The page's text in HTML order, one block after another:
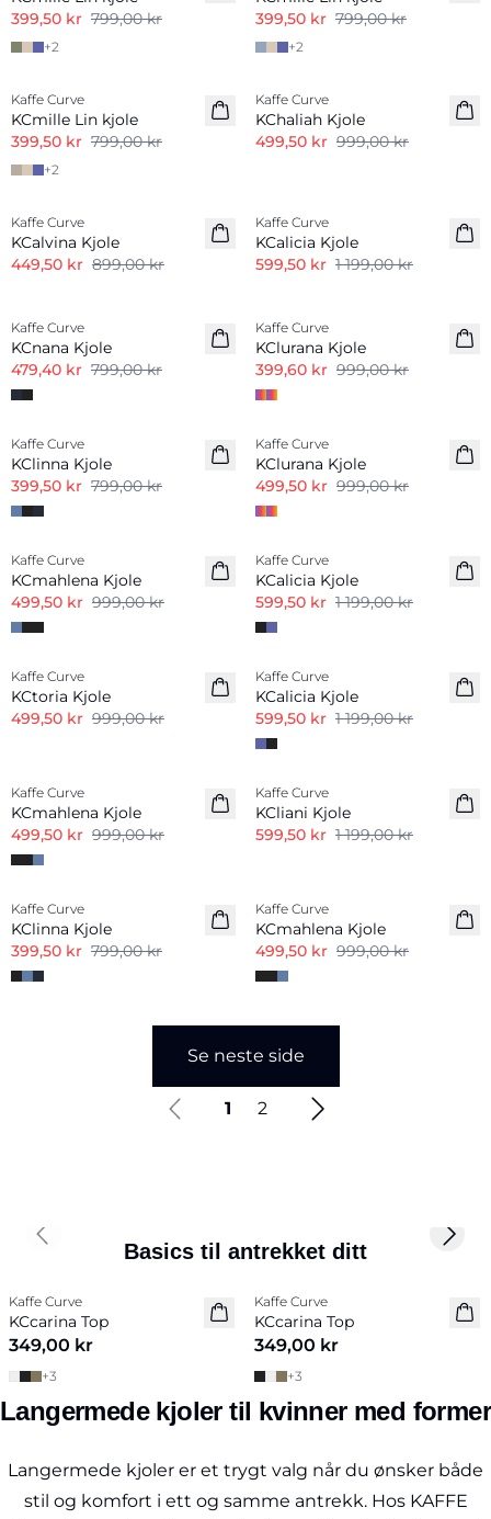
399,50 kr 799,00 kr
+2
399,50 kr 799,00 kr
+2
Linmiks
Kaffe Curve
KCmille Lin kjole
399,50 kr 799,00 kr
+2
Kaffe Curve
KChaliah Kjole
499,50 kr 999,00 kr
Kaffe Curve
KCalvina Kjole
449,50 kr 899,00 kr
Kaffe Curve
KCalicia Kjole
599,50 kr 1 199,00 kr
Kaffe Curve
KCnana Kjole
479,40 kr 799,00 kr
Kaffe Curve
KClurana Kjole
399,60 kr 999,00 kr
-50%
Kaffe Curve
KClinna Kjole
399,50 kr 799,00 kr
-50%
Kaffe Curve
KClurana Kjole
499,50 kr 999,00 kr
-50%
Kaffe Curve
KCmahlena Kjole
499,50 kr 999,00 kr
-50%
Kaffe Curve
KCalicia Kjole
599,50 kr 1 199,00 kr
-50%
Kaffe Curve
KCtoria Kjole
499,50 kr 999,00 kr
-50%
Kaffe Curve
KCalicia Kjole
599,50 kr 1 199,00 kr
Kaffe Curve
KCmahlena Kjole
499,50 kr 999,00 kr
-50%
Kaffe Curve
KCliani Kjole
599,50 kr 1 199,00 kr
-50%
Kaffe Curve
KClinna Kjole
399,50 kr 799,00 kr
Kaffe Curve
KCmahlena Kjole
499,50 kr 999,00 kr
Se neste side
1 2
Basics til antrekket ditt
Nyhet
Kaffe Curve
KCcarina Top
349,00 kr
+3
Nyhet
Kaffe Curve
KCcarina Top
349,00 kr
+3
Previous slide Next
Langermede kjoler til kvinner med former
Langermede kjoler er et trygt valg når du ønsker både
stil og komfort i ett og samme antrekk. Hos KAFFE